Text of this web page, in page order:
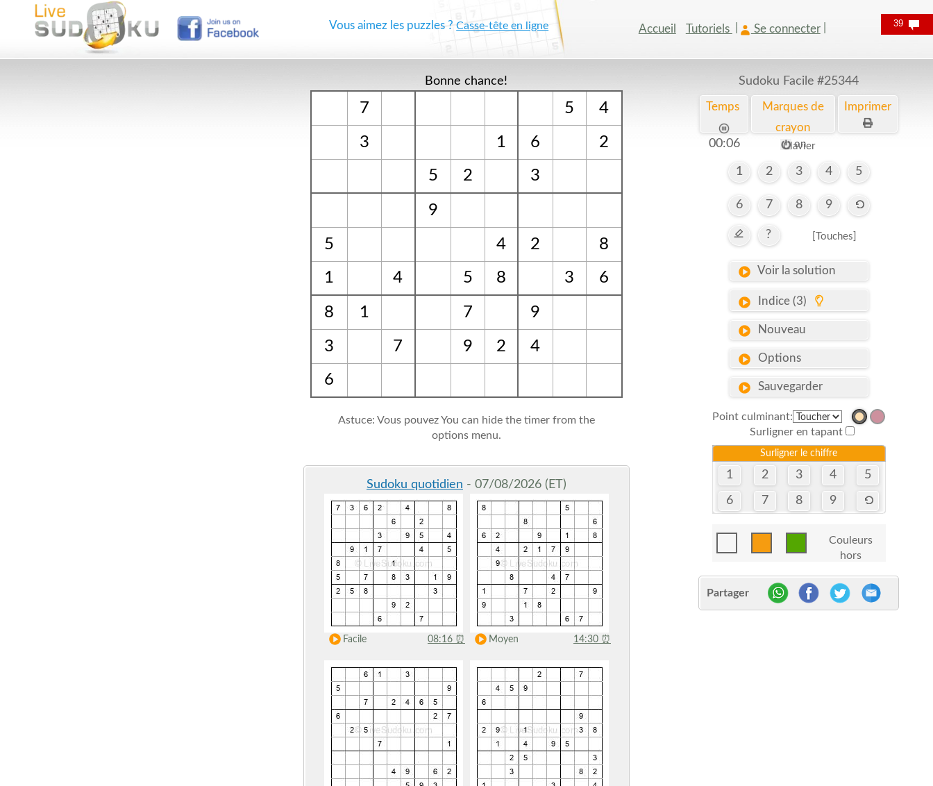
Vous aimez les puzzles ?Casse-tête en ligne Accueil Tutoriels Se connecter
Bonne chance!
7 5 4
3 1 6
2
5
2 3
9
5 4 2
8
1
4 5 8 3 6
8 1 7 9
3 7 9 2
4
6
Astuce: Vous pouvez You can hide the timer from the
options menu.
Sudoku quotidien - 07/08/2026 (ET)
Facile 08:16 ⏰ Moyen 14:30 ⏰
Sudoku Facile #25344
Temps
00:07
Marques de
crayon
on
Imprimer
Clavier
1 2 3 4 5
6 7 8 9
? [Touches]
Voir la solution
Indice (3)
Nouveau
Options
Sauvegarder
Point culminant:
Surligner en tapant
Surligner le chiffre
1 2 3 4 5
6 7 8 9
Couleurs
hors
Partager
39